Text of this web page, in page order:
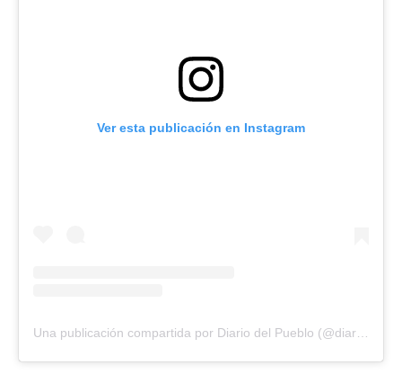
Ver esta publicación en Instagram